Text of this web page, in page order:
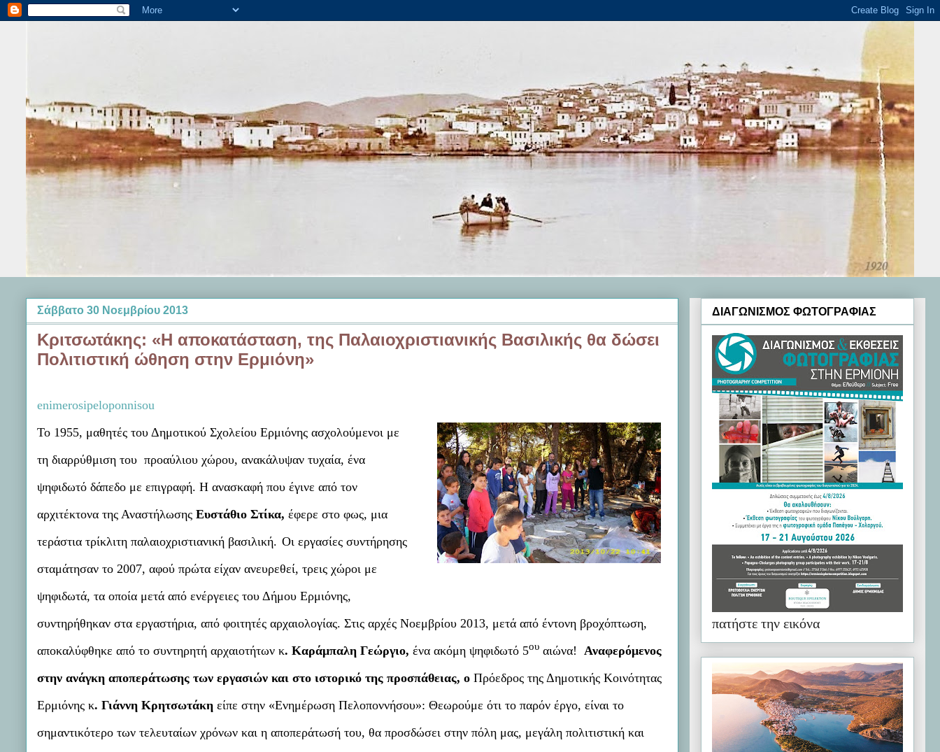
Σάββατο 30 Νοεμβρίου 2013
Κριτσωτάκης: «Η αποκατάσταση, της Παλαιοχριστιανικής Βασιλικής θα δώσει
Πολιτιστική ώθηση στην Ερμιόνη»
enimerosipeloponnisou
Το 1955, μαθητές του Δημοτικού Σχολείου Ερμιόνης ασχολούμενοι με
τη διαρρύθμιση του προαύλιου χώρου, ανακάλυψαν τυχαία, ένα
ψηφιδωτό δάπεδο με επιγραφή. Η ανασκαφή που έγινε από τον
αρχιτέκτονα της Αναστήλωσης Ευστάθιο Στίκα, έφερε στο φως, μια
τεράστια τρίκλιτη παλαιοχριστιανική βασιλική. Οι εργασίες συντήρησης
σταμάτησαν το 2007, αφού πρώτα είχαν ανευρεθεί, τρεις χώροι με
ψηφιδωτά, τα οποία μετά από ενέργειες του Δήμου Ερμιόνης,
συντηρήθηκαν στα εργαστήρια, από φοιτητές αρχαιολογίας. Στις αρχές Νοεμβρίου 2013, μετά από έντονη βροχόπτωση,
αποκαλύφθηκε από το συντηρητή αρχαιοτήτων κ. Καράμπαλη Γεώργιο, ένα ακόμη ψηφιδωτό 5ου αιώνα! Αναφερόμενος
στην ανάγκη αποπεράτωσης των εργασιών και στο ιστορικό της προσπάθειας, ο Πρόεδρος της Δημοτικής Κοινότητας
Ερμιόνης κ. Γιάννη Κρητσωτάκη είπε στην «Ενημέρωση Πελοποννήσου»: Θεωρούμε ότι το παρόν έργο, είναι το
σημαντικότερο των τελευταίων χρόνων και η αποπεράτωσή του, θα προσδώσει στην πόλη μας, μεγάλη πολιτιστική και
ΔΙΑΓΩΝΙΣΜΟΣ ΦΩΤΟΓΡΑΦΙΑΣ
πατήστε την εικόνα